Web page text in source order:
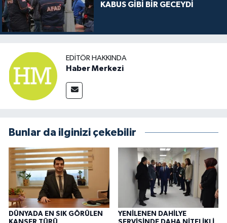
KABUS GİBİ BİR GECEYDİ
EDITÖR HAKKINDA
Haber Merkezi
Bunlar da ilginizi çekebilir
DÜNYADA EN SIK GÖRÜLEN
YENİLENEN DAHİLYE